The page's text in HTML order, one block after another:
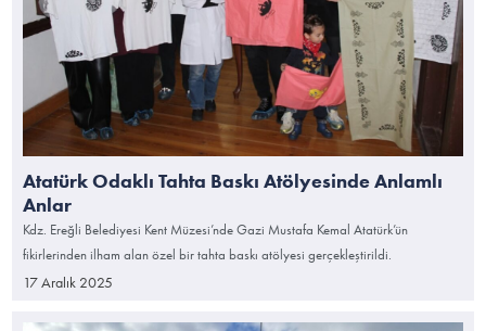
Atatürk Odaklı Tahta Baskı Atölyesinde Anlamlı
Anlar
Kdz. Ereğli Belediyesi Kent Müzesi’nde Gazi Mustafa Kemal Atatürk’ün
fikirlerinden ilham alan özel bir tahta baskı atölyesi gerçekleştirildi.
17 Aralık 2025